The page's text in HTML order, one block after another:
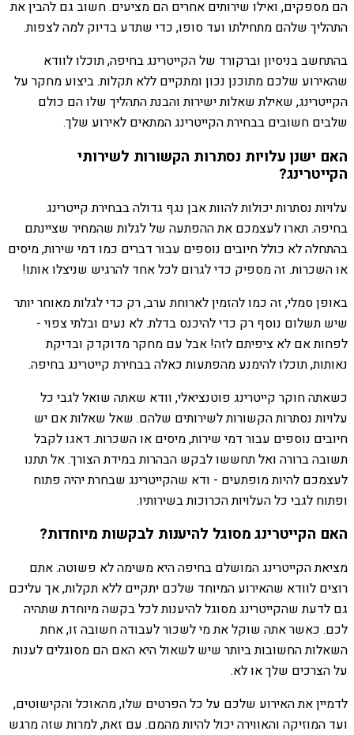
הם מספקים, ואילו שירותים אחרים הם מציעים. חשוב גם להבין את
התהליך שלהם מתחילתו ועד סופו, כדי שתדע בדיוק למה לצפות.
בהתחשב בניסיון וברקורד של הקייטרינג בחיפה, תוכלו לוודא
שהאירוע שלכם מתוכנן נכון ומתקיים ללא תקלות. ביצוע מחקר על
הקייטרינג, שאילת שאלות ישירות והבנת התהליך שלו הם כולם
שלבים חשובים בבחירת הקייטרינג המתאים לאירוע שלך.
האם ישנן עלויות נסתרות הקשורות לשירותי
הקייטרינג?
עלויות נסתרות יכולות להוות אבן נגף גדולה בבחירת קייטרינג
בחיפה. תארו לעצמכם את ההפתעה של לגלות שהמחיר שציינתם
בהתחלה לא כולל חיובים נוספים עבור דברים כמו דמי שירות, מיסים
או השכרות. זה מספיק כדי לגרום לכל אחד להרגיש שניצלו אותו!
באופן סמלי, זה כמו להזמין לארוחת ערב, רק כדי לגלות מאוחר יותר
שיש תשלום נוסף רק כדי להיכנס בדלת. לא נעים ובלתי צפוי -
לפחות אם לא ציפיתם לזה! אבל עם מחקר מדוקדק ובדיקת
נאותות, תוכלו להימנע מהפתעות כאלה בבחירת קייטרינג בחיפה.
כשאתה חוקר קייטרינג פוטנציאלי, וודא שאתה שואל לגבי כל
עלויות נסתרות הקשורות לשירותים שלהם. שאל שאלות אם יש
חיובים נוספים עבור דמי שירות, מיסים או השכרות. דאגו לקבל
תשובה ברורה ואל תחששו לבקש הבהרות במידת הצורך. אל תתנו
לעצמכם להיות מופתעים - ודא שהקייטרינג שבחרת יהיה פתוח
ופתוח לגבי כל העלויות הכרוכות בשירותיו.
האם הקייטרינג מסוגל להיענות לבקשות מיוחדות?
מציאת הקייטרינג המושלם בחיפה היא משימה לא פשוטה. אתם
רוצים לוודא שהאירוע המיוחד שלכם יתקיים ללא תקלות, אך עליכם
גם לדעת שהקייטרינג מסוגל להיענות לכל בקשה מיוחדת שתהיה
לכם. כאשר אתה שוקל את מי לשכור לעבודה חשובה זו, אחת
השאלות החשובות ביותר שיש לשאול היא האם הם מסוגלים לענות
על הצרכים שלך או לא.
לדמיין את האירוע שלכם על כל הפרטים שלו, מהאוכל והקישוטים,
ועד המוזיקה והאווירה יכול להיות מהמם. עם זאת, למרות שזה מרגש